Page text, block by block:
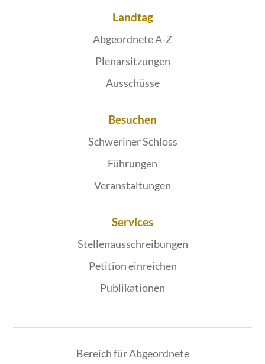
Landtag
Abgeordnete A-Z
Plenarsitzungen
Ausschüsse
Besuchen
Schweriner Schloss
Führungen
Veranstaltungen
Services
Stellenausschreibungen
Petition einreichen
Publikationen
Bereich für Abgeordnete